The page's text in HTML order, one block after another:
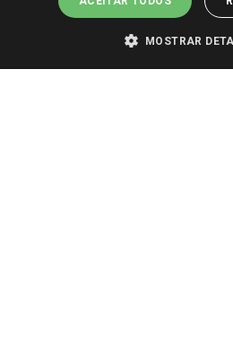
MOSTRAR